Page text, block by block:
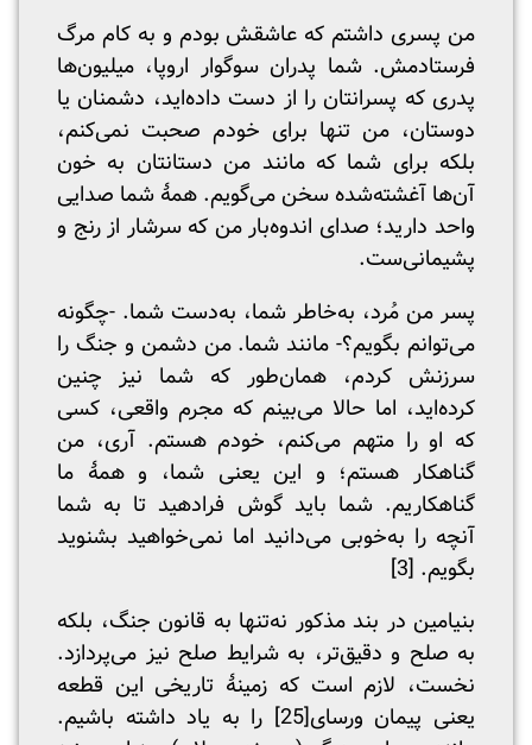
من پسری داشتم که عاشقش بودم و به کام مرگ
فرستادمش. شما پدران سوگوار اروپا، میلیون‌ها
پدری که پسرانتان را از دست داده‌اید، دشمنان یا
دوستان، من تنها برای خودم صحبت نمی‌کنم،
بلکه برای شما که مانند من دستانتان به خون
آن‌ها آغشته‌شده سخن می‌گویم. همۀ شما صدایی
واحد دارید؛ صدای اندوه‌بار من که سرشار از رنج و
پشیمانی‌ست.
پسر من مُرد، به‌خاطر شما، به‌دست شما. -چگونه
می‌توانم بگویم؟- مانند شما. من دشمن و جنگ را
سرزنش کردم، همان‌طور که شما نیز چنین
کرده‌اید، اما حالا می‌بینم که مجرم واقعی، کسی
که او را متهم می‌کنم، خودم هستم. آری، من
گناهکار هستم؛ و این یعنی شما، و همۀ ما
گناهکاریم. شما باید گوش فرادهید تا به شما
آنچه را به‌خوبی می‌دانید اما نمی‌خواهید بشنوید
بگویم. [3]
بنیامین در بند مذکور نه‌تنها به قانون جنگ، بلکه
به صلح و دقیق‌تر، به شرایط صلح نیز می‌پردازد.
نخست، لازم است که زمینۀ تاریخی این قطعه
یعنی پیمان ورسای[25]
را به یاد داشته باشیم.